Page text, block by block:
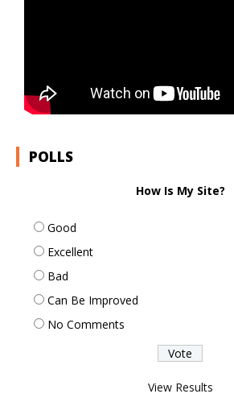
POLLS
How Is My Site?
Good
Excellent
Bad
Can Be Improved
No Comments
View Results